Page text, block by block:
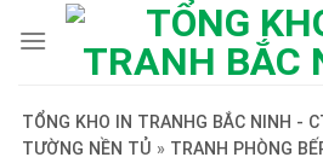
TỔNG KHO IN TRANHG BẮC NINH -
TƯỜNG NỀN TỦ » TRANH PHÒNG